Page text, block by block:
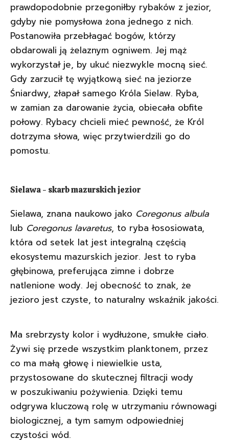
prawdopodobnie przegoniłby rybaków z jezior,
gdyby nie pomysłowa żona jednego z nich.
Postanowiła przebłagać bogów, którzy
obdarowali ją żelaznym ogniwem. Jej mąż
wykorzystał je, by ukuć niezwykle mocną sieć.
Gdy zarzucił tę wyjątkową sieć na jeziorze
Śniardwy, złapał samego Króla Sielaw. Ryba,
w zamian za darowanie życia, obiecała obfite
połowy. Rybacy chcieli mieć pewność, że Król
dotrzyma słowa, więc przytwierdzili go do
pomostu.
Sielawa - skarb mazurskich jezior
Sielawa, znana naukowo jako Coregonus albula
lub Coregonus lavaretus, to ryba łososiowata,
która od setek lat jest integralną częścią
ekosystemu mazurskich jezior. Jest to ryba
głębinowa, preferująca zimne i dobrze
natlenione wody. Jej obecność to znak, że
jezioro jest czyste, to naturalny wskaźnik jakości.
Ma srebrzysty kolor i wydłużone, smukłe ciało.
Żywi się przede wszystkim planktonem, przez
co ma małą głowę i niewielkie usta,
przystosowane do skutecznej filtracji wody
w poszukiwaniu pożywienia. Dzięki temu
odgrywa kluczową rolę w utrzymaniu równowagi
biologicznej, a tym samym odpowiedniej
czystości wód.